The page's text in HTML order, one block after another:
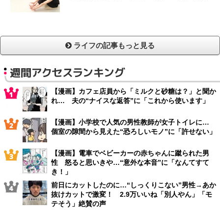
ライフの記事もっと見る
週間アクセスランキング
【漫画】カフェ店員から「ミルクと砂糖は？」と聞か
れ… 夫の“ナイスな返答”に「これから使います」
【漫画】小学校で人気の男性教師が女子トイレに…
個室の隙間から見えた“恐ろしいモノ”に「許せない」
【漫画】電車でベビーカーの赤ちゃんに蹴られた男
性 怒ると思いきや…“意外な本音”に「なんてすて
き！」
前日にカットしたのに…“しっくりこない”男性→あか
抜けカットで激変！ 2.9万いいね「別人やん」「モ
テそう」絶賛の声